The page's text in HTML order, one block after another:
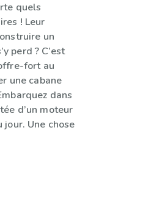
quels
! Leur
un
perd ? C’est
fort au
une cabane
dans
d’un moteur
Une chose